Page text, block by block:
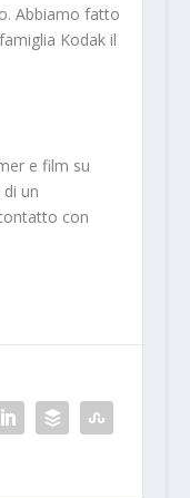
Abbiamo fatto
Kodak il
e film su
un
con